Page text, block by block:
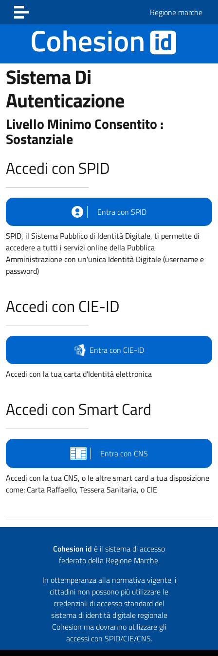
Vai ai contenuti
Vai al footer
Regione marche
Sistema Di
Autenticazione
Livello Minimo Consentito :
Sostanziale
Accedi con SPID
Entra con SPID
SPID, il Sistema Pubblico di Identità Digitale, ti permette di
accedere a tutti i servizi online della Pubblica
Amministrazione con un'unica Identità Digitale (username e
password)
Accedi con CIE-ID
Entra con CIE-ID
Accedi con la tua carta d'Identità elettronica
Accedi con Smart Card
Entra con CNS
Accedi con la tua CNS, o le altre smart card a tua disposizione
come: Carta Raffaello, Tessera Sanitaria, o CIE
Cohesion id è il sistema di accesso
federato della Regione Marche.
In ottemperanza alla normativa vigente, i
cittadini non possono più utilizzare le
credenziali di accesso standard del
sistema di identità digitale regionale
Cohesion ma dovranno utilizzare gli
accessi con SPID/CIE/CNS.